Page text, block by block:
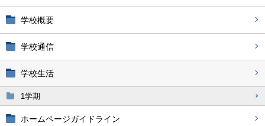
学校概要
学校通信
学校生活
1学期
ホームページガイドライン